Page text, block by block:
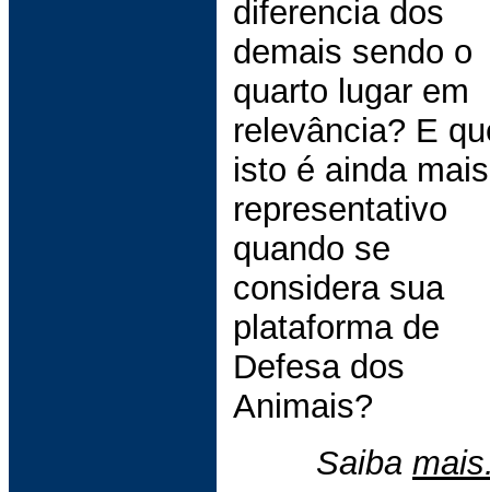
diferencia dos
demais sendo o
quarto lugar em
relevância? E
isto é ainda mais
representativo
quando se
considera sua
plataforma de
Defesa dos
Animais?
Saiba